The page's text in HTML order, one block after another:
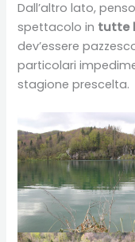
Dall’altro lato,
spettacolo in tutte
dev’essere
particolari
stagione prescelta.